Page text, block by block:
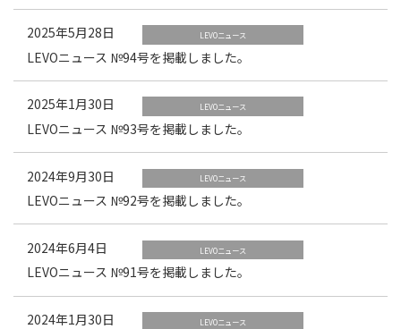
2025年5月28日 LEVOニュース
LEVOニュース №94号を掲載しました。
2025年1月30日 LEVOニュース
LEVOニュース №93号を掲載しました。
2024年9月30日 LEVOニュース
LEVOニュース №92号を掲載しました。
2024年6月4日 LEVOニュース
LEVOニュース №91号を掲載しました。
2024年1月30日 LEVOニュース